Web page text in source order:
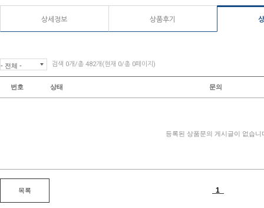
상세정보 상품후기